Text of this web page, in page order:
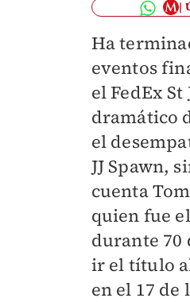
Ha
eventos
el FedEx
dramático
el
JJ Spawn,
cuenta
quien fue
durante 70
ir el título
en el 17